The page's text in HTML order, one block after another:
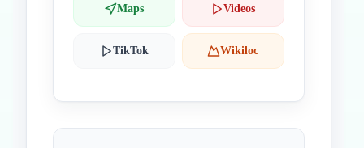
Maps Videos
TikTok Wikiloc